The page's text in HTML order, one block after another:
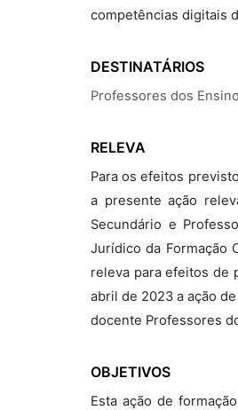
competências digitais
DESTINATÁRIOS
Professores dos
RELEVA
Para os efeitos
a presente ação
Secundário e
Jurídico da Formação
releva para efeitos de
abril de 2023 a ação
docente Professores
OBJETIVOS
Esta ação de